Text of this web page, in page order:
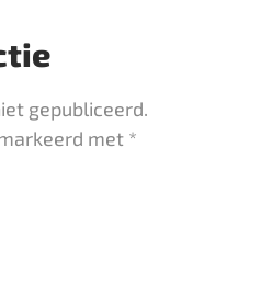
gepubliceerd.
met *